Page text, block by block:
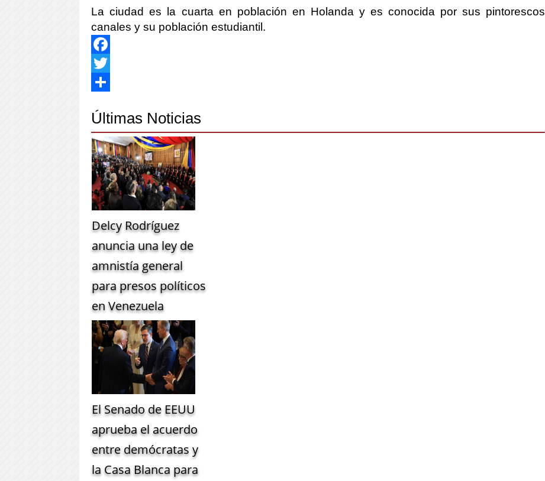
La ciudad es la cuarta en población en Holanda y es conocida por sus pintorescos
canales y su población estudiantil.
Facebook
Twitter
Últimas Noticias
Delcy Rodríguez
anuncia una ley de
amnistía general
para presos políticos
en Venezuela
El Senado de EEUU
aprueba el acuerdo
entre demócratas y
la Casa Blanca para